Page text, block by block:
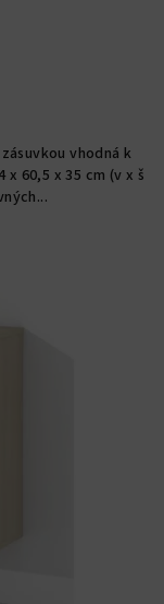
vhodná k
60,5 x 35 cm (v x š